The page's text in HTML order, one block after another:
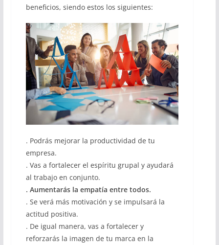
beneficios, siendo estos los siguientes:
. Podrás mejorar la productividad de tu
empresa.
. Vas a fortalecer el espíritu grupal y ayudará
al trabajo en conjunto.
. Aumentarás la empatía entre todos.
. Se verá más motivación y se impulsará la
actitud positiva.
. De igual manera, vas a fortalecer y
reforzarás la imagen de tu marca en la